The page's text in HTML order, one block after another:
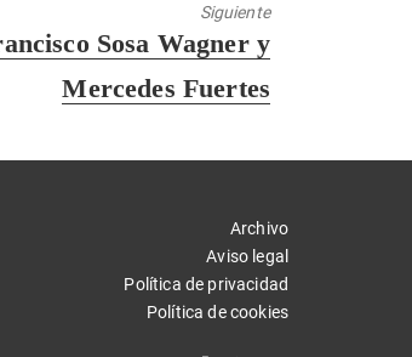
Siguiente
Sosa Wagner y
Mercedes Fuertes
Archivo
Aviso legal
Política de privacidad
Política de cookies